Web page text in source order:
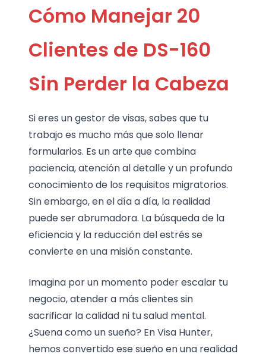
Cómo Manejar 20
Clientes de DS-160
Sin Perder la Cabeza
Si eres un gestor de visas, sabes que tu
trabajo es mucho más que solo llenar
formularios. Es un arte que combina
paciencia, atención al detalle y un profundo
conocimiento de los requisitos migratorios.
Sin embargo, en el día a día, la realidad
puede ser abrumadora. La búsqueda de la
eficiencia y la reducción del estrés se
convierte en una misión constante.
Imagina por un momento poder escalar tu
negocio, atender a más clientes sin
sacrificar la calidad ni tu salud mental.
¿Suena como un sueño? En Visa Hunter,
hemos convertido ese sueño en una realidad